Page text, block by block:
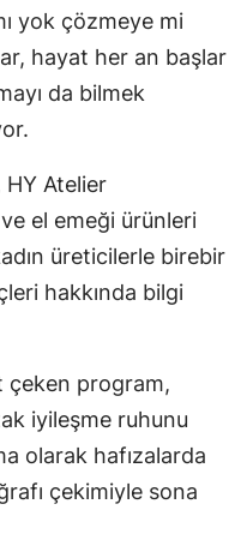
yok çözmeye mi
hayat her an başlar
da bilmek
Atelier
el emeği ürünleri
üreticilerle birebir
hakkında bilgi
çeken program,
iyileşme ruhunu
olarak hafızalarda
çekimiyle sona